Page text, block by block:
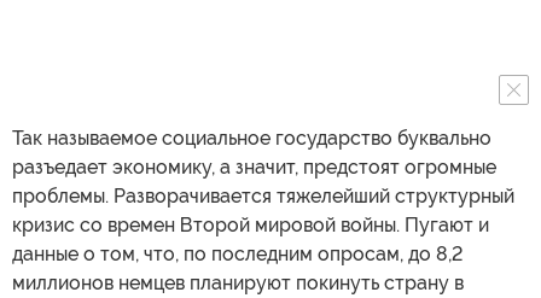
Так называемое социальное государство буквально
разъедает экономику, а значит, предстоят огромные
проблемы. Разворачивается тяжелейший структурный
кризис со времен Второй мировой войны. Пугают и
данные о том, что, по последним опросам, до 8,2
миллионов немцев планируют покинуть страну в